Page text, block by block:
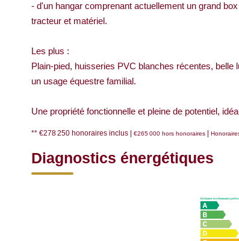
- d'un hangar comprenant actuellement un grand
tracteur et matériel.
Les plus :
Plain-pied, huisseries PVC blanches récentes,
un usage équestre familial.
Une propriété fonctionnelle et pleine de potentiel,
** €278 250 honoraires inclus €265 000 hors honoraires
Diagnostics énergétiques